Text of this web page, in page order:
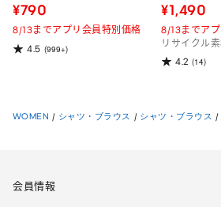
¥790
8/13までアプリ会員特別価格
4.5 (999+)
¥1,490
8/13までア
リサイクル
4.2 (14)
WOMEN / シャツ・ブラウス / シャツ・ブラウス /
会員情報